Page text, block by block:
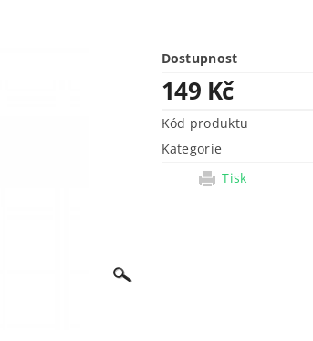
Dostupnost
149 Kč
Kód produktu
Kategorie
Tisk